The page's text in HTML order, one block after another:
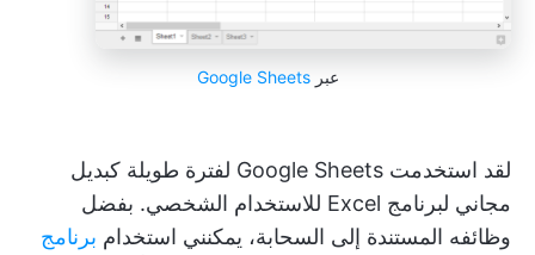
عبرGoogle Sheets
لقد استخدمت Google Sheets لفترة طويلة كبديل
مجاني لبرنامج Excel للاستخدام الشخصي. بفضل
وظائفه المستندة إلى السحابة، يمكنني استخدام برنامج